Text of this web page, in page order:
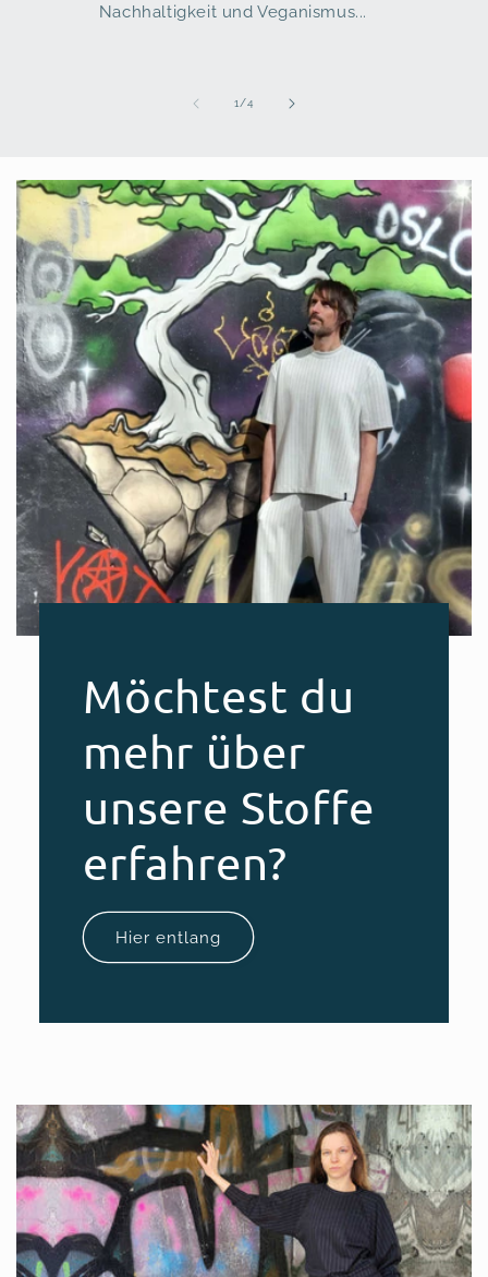
Nachhaltigkeit und Veganismus...
1 /von
4
Möchtest du
mehr über
unsere Stoffe
erfahren?
Hier entlang